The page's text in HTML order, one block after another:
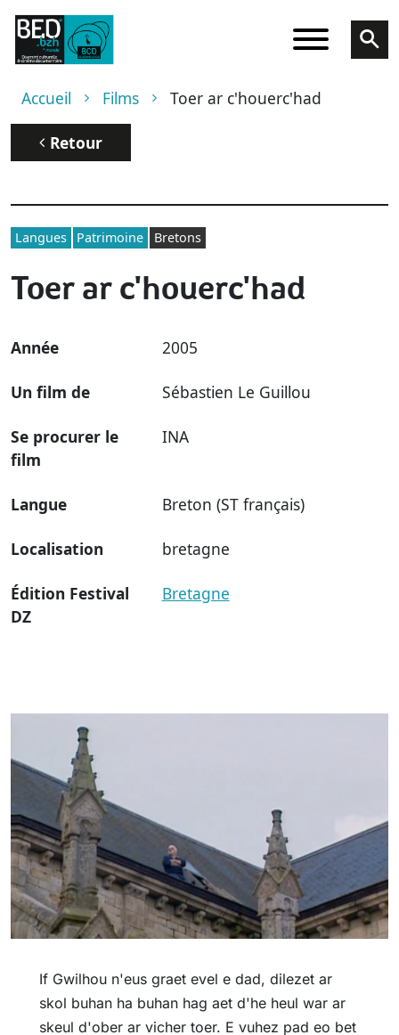
Aller au contenu principal
Fil d'Ariane
Accueil Films Toer ar c'houerc'had
Retour
Langues Patrimoine Bretons
Toer ar c'houerc'had
Année 2005
Un film de Sébastien Le Guillou
Se procurer le
film
INA
Langue Breton (ST français)
Localisation bretagne
Édition Festival
DZ
Bretagne
If Gwilhou n'eus graet evel e dad, dilezet ar
skol buhan ha buhan hag aet d'he heul war ar
skeul d'ober ar vicher toer. E vuhez pad eo bet